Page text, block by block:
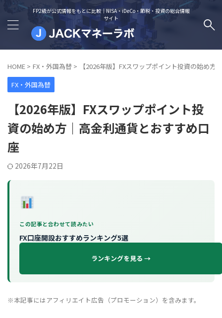
FP2級が公式情報をもとに比較｜NISA・iDeCo・節税・投資の総合情報
サイト
HOME > FX・外国為替 >
【2026年版】FXスワップポイント投資の始め方
FX・外国為替
【2026年版】FXスワップポイント投
資の始め方｜高金利通貨とおすすめ口
座
2026年7月22日
この記事と合わせて読みたい
FX口座開設おすすめランキング5選
ランキングを見る →
※本記事にはアフィリエイト広告（プロモーション）を含みます。